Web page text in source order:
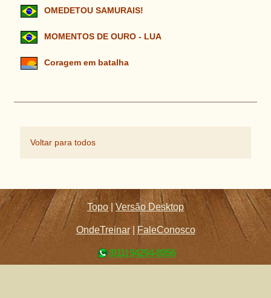
OMEDETOU SAMURAIS!
MOMENTOS DE OURO - LUA
Coragem em batalha
Voltar para todos
Topo |Versão Desktop
OndeTreinar| FaleConosco
(011) 94294-8956